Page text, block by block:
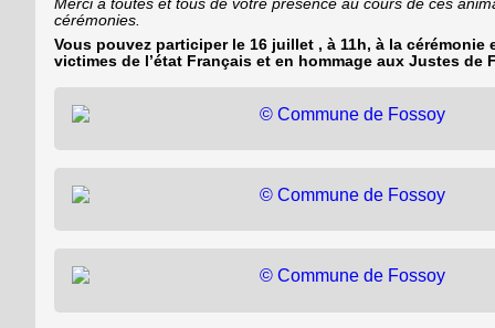
Merci à toutes et tous de votre présence au cours de ces
cérémonies.
Vous pouvez participer le 16 juillet , à 11h, à la cérémonie
victimes de l’état Français et en hommage aux Justes de